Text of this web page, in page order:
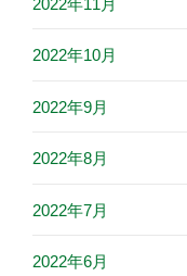
2022年10月
2022年9月
2022年8月
2022年7月
2022年6月